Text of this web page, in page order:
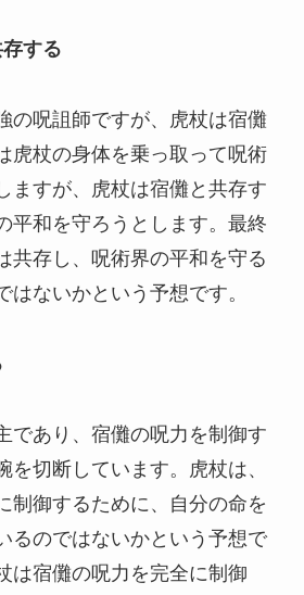
する
の呪詛師ですが、虎杖は宿儺
虎杖の身体を乗っ取って呪術
ますが、虎杖は宿儺と共存す
平和を守ろうとします。最終
共存し、呪術界の平和を守る
はないかという予想です。
であり、宿儺の呪力を制御す
を切断しています。虎杖は、
制御するために、自分の命を
るのではないかという予想で
は宿儺の呪力を完全に制御